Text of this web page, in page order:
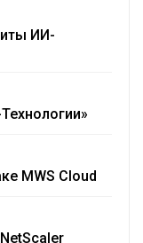
ИИ-
MWS Cloud